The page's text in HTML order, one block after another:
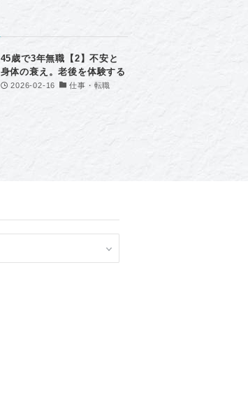
45歳で3年無職【2】不安と
身体の衰え。老後を体験する
2026-02-16 仕事・転職